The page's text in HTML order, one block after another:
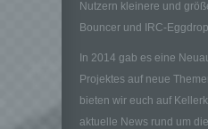
Nutzern kleinere und
Bouncer und IRC-
In 2014 gab es eine
Projektes auf neue
bieten wir euch auf
aktuelle News rund um
können, sofern
Informationen
Maßnahmen
dass die
einer identifizierten
natürlichen Person